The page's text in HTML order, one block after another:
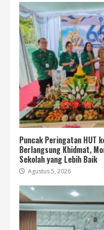
Puncak Peringatan HUT
Berlangsung Khidmat,
Sekolah yang Lebih Baik
Agustus 5, 2026